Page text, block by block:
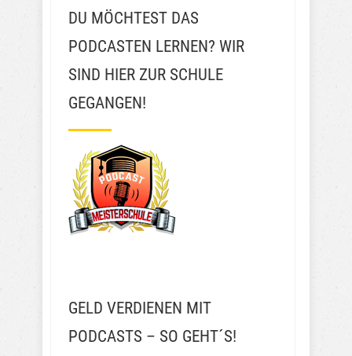
DU MÖCHTEST DAS
PODCASTEN LERNEN? WIR
SIND HIER ZUR SCHULE
GEGANGEN!
GELD VERDIENEN MIT
PODCASTS – SO GEHT´S!